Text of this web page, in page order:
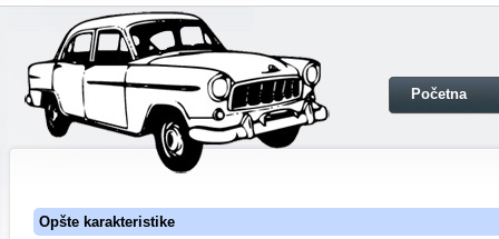
Početna
Opšte karakteristike